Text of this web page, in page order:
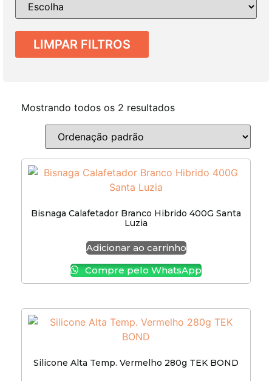
LIMPAR FILTROS
Mostrando todos os 2 resultados
Bisnaga Calafetador Branco Hibrido 400G Santa
Luzia
Adicionar ao carrinho
Compre pelo WhatsApp
Silicone Alta Temp. Vermelho 280g TEK BOND